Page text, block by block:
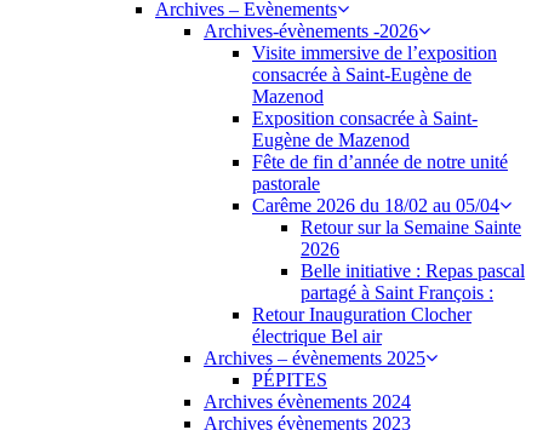
Archives – Evènements
Archives-évènements -2026
Visite immersive de l’exposition
consacrée à Saint-Eugène de
Mazenod
Exposition consacrée à Saint-
Eugène de Mazenod
Fête de fin d’année de notre unité
pastorale
Carême 2026 du 18/02 au 05/04
Retour sur la Semaine Sainte
2026
Belle initiative : Repas pascal
partagé à Saint François :
Retour Inauguration Clocher
électrique Bel air
Archives – évènements 2025
PÉPITES
Archives évènements 2024
Archives évènements 2023